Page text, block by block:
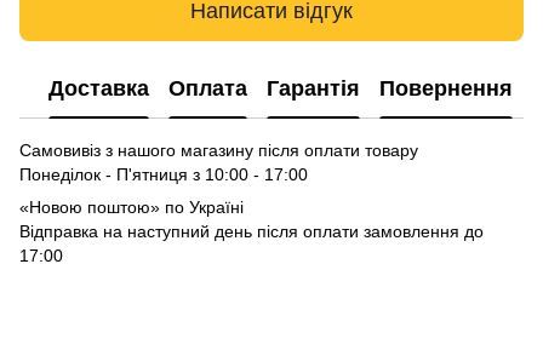
Написати відгук
Доставка Оплата Гарантія Повернення
Самовивіз з нашого магазину після оплати товару
Понеділок - П'ятниця з 10:00 - 17:00
«Новою поштою» по Україні
Відправка на наступний день після оплати замовлення до
17:00